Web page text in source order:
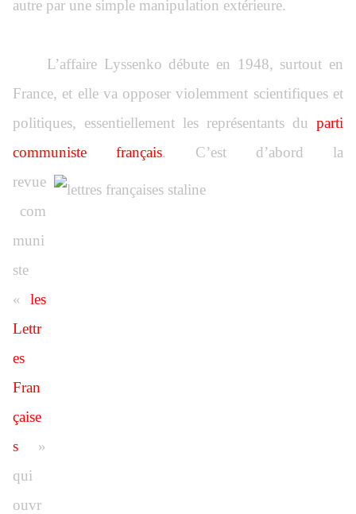
autre par une simple manipulation extérieure.
L’affaire Lyssenko débute en 1948, surtout en
France, et elle va opposer violemment scientifiques et
politiques, essentiellement les représentants du parti
communiste français. C’est d’abord la
revue
com
muni
ste
« les
Lettr
es
Fran
çaise
s »
qui
ouvr